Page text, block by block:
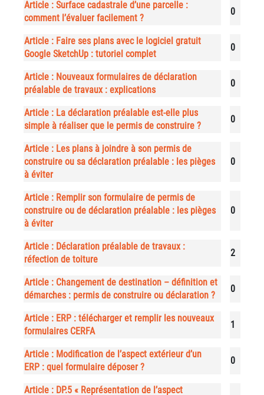
Article : Surface cadastrale d’une parcelle :
comment l’évaluer facilement ?
0
Article : Faire ses plans avec le logiciel gratuit
Google SketchUp : tutoriel complet
0
Article : Nouveaux formulaires de déclaration
préalable de travaux : explications
0
Article : La déclaration préalable est-elle plus
simple à réaliser que le permis de construire ?
0
Article : Les plans à joindre à son permis de
construire ou sa déclaration préalable : les pièges
à éviter
0
Article : Remplir son formulaire de permis de
construire ou de déclaration préalable : les pièges
à éviter
0
Article : Déclaration préalable de travaux :
réfection de toiture
2
Article : Changement de destination – définition et
démarches : permis de construire ou déclaration ?
0
Article : ERP : télécharger et remplir les nouveaux
formulaires CERFA
1
Article : Modification de l’aspect extérieur d’un
ERP : quel formulaire déposer ?
0
Article : DP.5 « Représentation de l’aspect